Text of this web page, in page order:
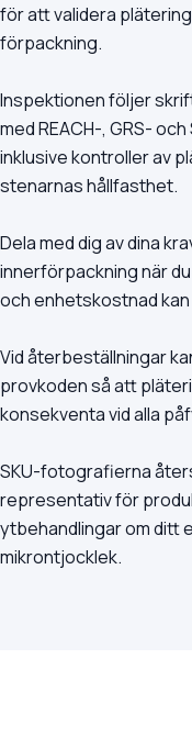
för att validera
förpackning.
Inspektionen följer
med REACH-, GRS-
inklusive kontroller av
stenarnas hållfasthet.
Dela med dig av dina
innerförpackning när
och enhetskostnad
Vid återbeställningar
provkoden så att
konsekventa vid alla
SKU-fotografierna
representativ för
ytbehandlingar om ditt
mikrontjocklek.